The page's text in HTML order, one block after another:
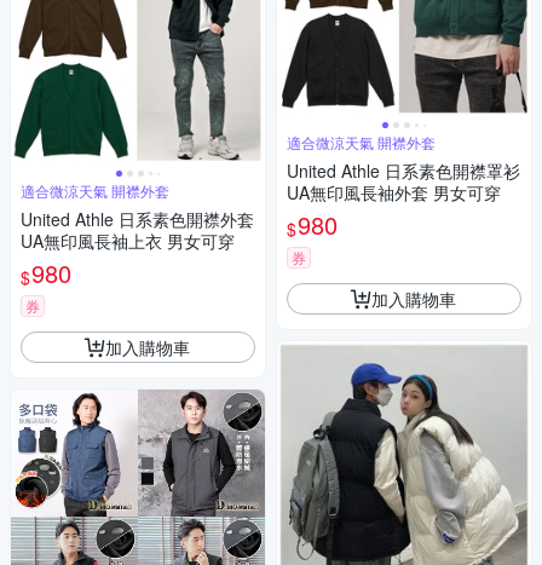
適合微涼天氣 開襟外套
United Athle 日系素色開襟外套
UA無印風長袖上衣 男女可穿
$980
券
加入購物車
適合微涼天氣 開襟外套
United Athle 日系素色開襟罩衫
UA無印風長袖外套 男女可穿
$980
券
加入購物車